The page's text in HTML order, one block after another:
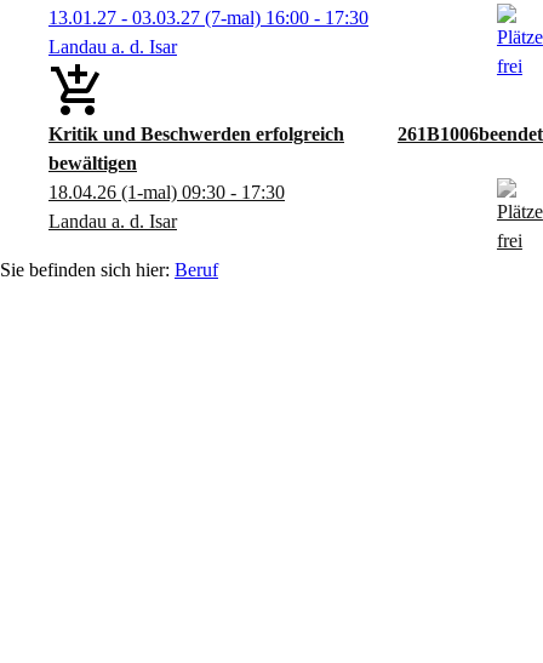
Kritik und Beschwerden erfolgreich
bewältigen
261B1006
18.04.26 (1-mal) 09:30 - 17:30
Landau a. d. Isar
13.01.27 - 03.03.27 (7-mal) 16:00 - 17:30
Landau a. d. Isar
Beruf